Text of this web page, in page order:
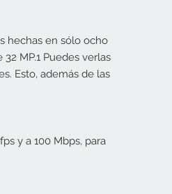
hechas en sólo ocho
MP.1 Puedes verlas
Esto, además de las
y a 100 Mbps, para